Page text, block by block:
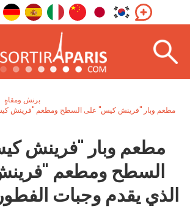
برنش ومقاهٍ
مطعم وبار "فرينش كيس" على السطح ومطعم "فرينش
مطعم وبار "فرينش
السطح ومطعم
الذي يقدم وجبات